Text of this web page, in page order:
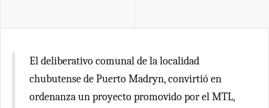
El deliberativo comunal de la localidad
chubutense de Puerto Madryn, convirtió en
ordenanza un proyecto promovido por el MTL,